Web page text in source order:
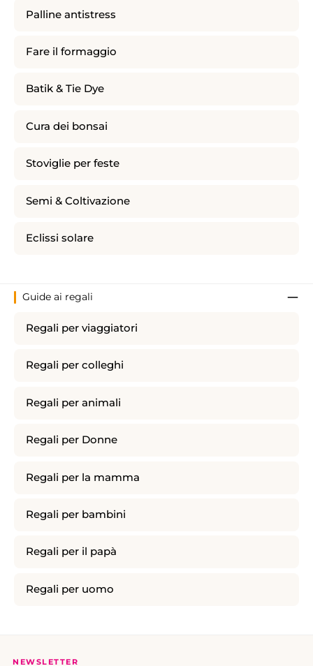
Palline antistress
Fare il formaggio
Batik & Tie Dye
Cura dei bonsai
Stoviglie per feste
Semi & Coltivazione
Eclissi solare
Guide ai regali
Regali per viaggiatori
Regali per colleghi
Regali per animali
Regali per Donne
Regali per la mamma
Regali per bambini
Regali per il papà
Regali per uomo
NEWSLETTER